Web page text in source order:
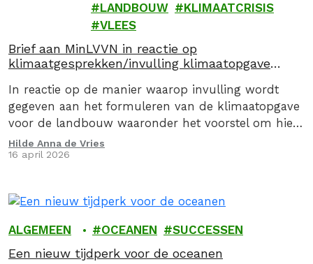
LANDBOUW
KLIMAATCRISIS
VLEES
Brief aan MinLVVN in reactie op
klimaatgesprekken/invulling klimaatopgave
In reactie op de manier waarop invulling wordt
gegeven aan het formuleren van de klimaatopgave
voor de landbouw waaronder het voorstel om hier
via een convenant invulling aan te geven, stuurden
we op 16 april 2026, samen met de Caring Farmers
Minister van Landbouw, Visserij, Voedselzekerheid…
Hilde Anna de Vries
16 april 2026
ALGEMEEN OCEANEN SUCCESSEN
Een nieuw tijdperk voor de oceanen